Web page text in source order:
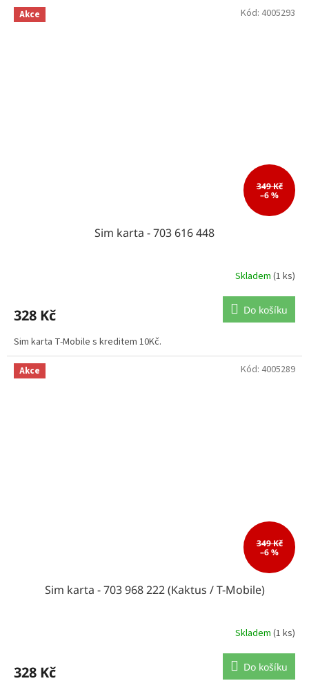
Akce
349 Kč
–6 %
Sim karta - 703 616 448
Skladem (1 ks)
328 Kč Do košíku
Sim karta T-Mobile s kreditem 10Kč.
Kód: 4005293
Akce
349 Kč
–6 %
Sim karta - 703 968 222 (Kaktus / T-Mobile)
Skladem (1 ks)
328 Kč Do košíku
Kód: 4005289